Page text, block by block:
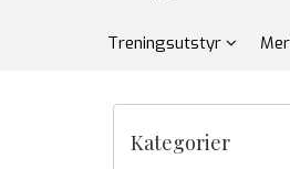
Treningsutstyr
Kategorier